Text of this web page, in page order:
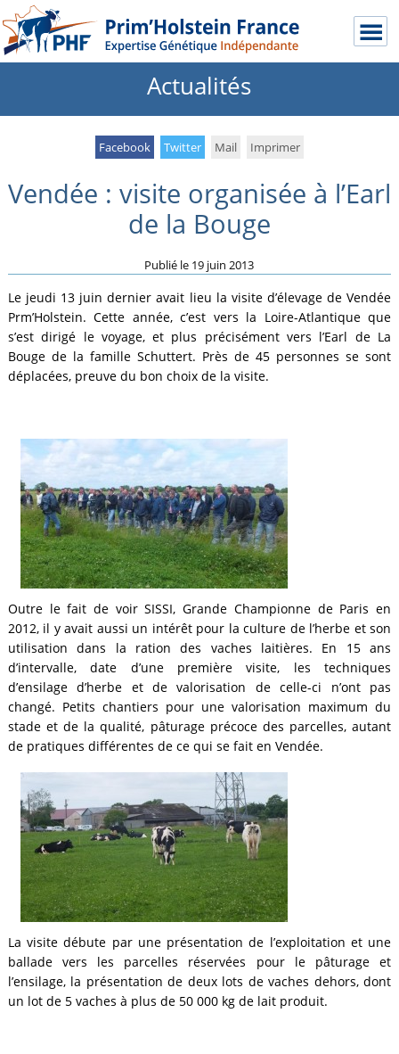
Actualités
Facebook Twitter Mail Imprimer
Vendée : visite organisée à l’Earl
de la Bouge
Publié le 19 juin 2013
Le jeudi 13 juin dernier avait lieu la visite d’élevage de Vendée
Prm’Holstein. Cette année, c’est vers la Loire-Atlantique que
s’est dirigé le voyage, et plus précisément vers l’Earl de La
Bouge de la famille Schuttert. Près de 45 personnes se sont
déplacées, preuve du bon choix de la visite.
Outre le fait de voir SISSI, Grande Championne de Paris en
2012, il y avait aussi un intérêt pour la culture de l’herbe et son
utilisation dans la ration des vaches laitières. En 15 ans
d’intervalle, date d’une première visite, les techniques
d’ensilage d’herbe et de valorisation de celle-ci n’ont pas
changé. Petits chantiers pour une valorisation maximum du
stade et de la qualité, pâturage précoce des parcelles, autant
de pratiques différentes de ce qui se fait en Vendée.
La visite débute par une présentation de l’exploitation et une
ballade vers les parcelles réservées pour le pâturage et
l’ensilage, la présentation de deux lots de vaches dehors, dont
un lot de 5 vaches à plus de 50 000 kg de lait produit.